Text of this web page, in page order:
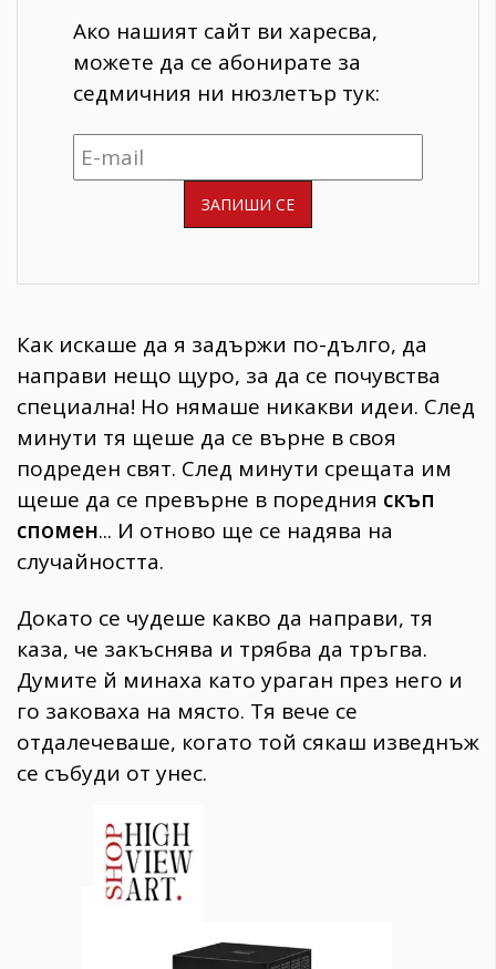
Ако нашият сайт ви харесва,
можете да се абонирате за
седмичния ни нюзлетър тук:
Как искаше да я задържи по-дълго, да
направи нещо щуро, за да се почувства
специална! Но нямаше никакви идеи. След
минути тя щеше да се върне в своя
подреден свят. След минути срещата им
щеше да се превърне в поредния скъп
спомен... И отново ще се надява на
случайността.
Докато се чудеше какво да направи, тя
каза, че закъснява и трябва да тръгва.
Думите й минаха като ураган през него и
го заковаха на място. Тя вече се
отдалечеваше, когато той сякаш изведнъж
се събуди от унес.